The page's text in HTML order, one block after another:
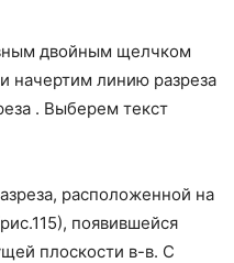
двойным щелчком
начертим линию разреза
. Выберем текст
расположенной на
появившейся
плоскости в-в. С